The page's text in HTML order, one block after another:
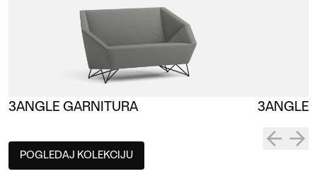
3ANGLE GARNITURA 3ANGLE
POGLEDAJ KOLEKCIJU